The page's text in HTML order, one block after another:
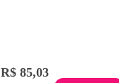
R$ 85,03